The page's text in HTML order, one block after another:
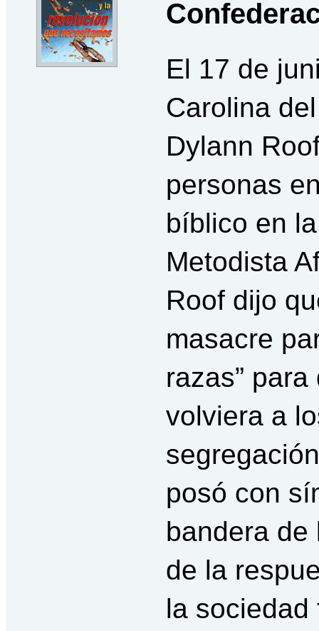
El 17 de
Carolina
Dylann
personas
bíblico en
Metodista
Roof dijo
masacre
razas”
volviera a
posó con
bandera de
de la
la sociedad